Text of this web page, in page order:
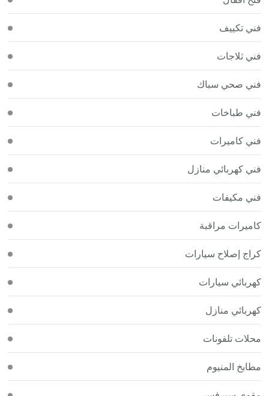
فني تكييف
فني ثلاجات
فني صحي سباك
فني طباخات
فني كاميرات
فني كهربائي منازل
فني مكيفات
كاميرات مراقبة
كراج إصلاح سيارات
كهربائي سيارات
كهربائي منازل
محلات تلفونات
مطابخ المنيوم